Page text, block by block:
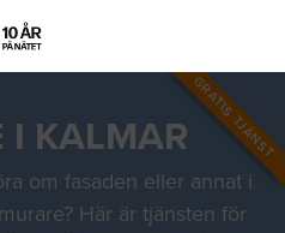
GRATIS TJÄNST
I KALMAR
om fasaden eller annat i
Här är tjänsten för